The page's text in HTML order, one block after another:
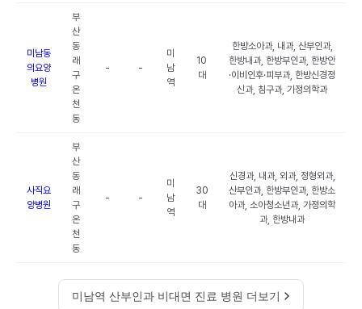
미남동
의요양
병원
부
산
동
래
구
온
천
동
- -
미
남
역
10
대
한방소아과, 내과, 산부인과,
한방내과, 한방부인과, 한방안
·이비인후·피부과, 한방신경정
신과, 침구과, 가정의학과
사직요
양병원
부
산
동
래
구
온
천
동
- -
미
남
역
30
대
신경과, 내과, 외과, 정형외과,
산부인과, 한방부인과, 한방소
아과, 소아청소년과, 가정의학
과, 한방내과
미남역 산부인과 비대면 진료 병원 더보기